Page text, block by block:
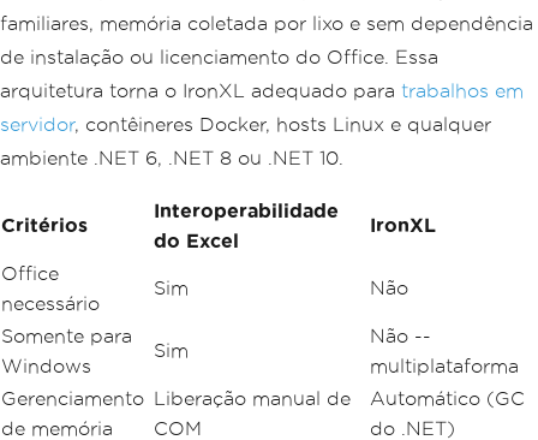
familiares, memória coletada por lixo e sem dependência
de instalação ou licenciamento do Office. Essa
arquitetura torna o IronXL adequado para trabalhos em
servidor, contêineres Docker, hosts Linux e qualquer
ambiente .NET 6, .NET 8 ou .NET 10.
Critérios
Interoperabilidade
do Excel
IronXL
Office
necessário
Sim Não
Somente para
Windows
Sim
Não --
multiplataforma
Gerenciamento
de memória
Liberação manual de
COM
Automático (GC
do .NET)